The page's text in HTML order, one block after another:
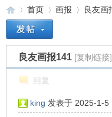
»
首页
›
画报
›
良友画
良友画报141 [复制链接]
回复
king 发表于 2025-1-5